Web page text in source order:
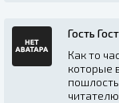
Гость
Как то
которые